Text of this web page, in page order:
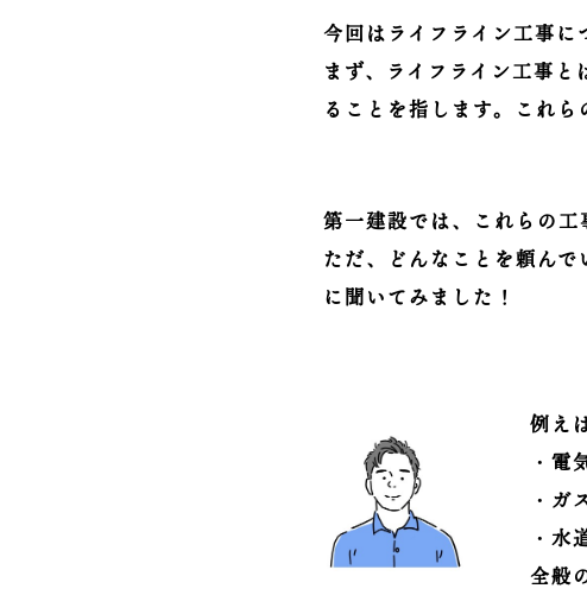
今回はライフライン工事に
まず、ライフライン工事
ることを指します。これら
第一建設では、これらの工
ただ、どんなことを頼ん
に聞いてみました！
例え
・電
・ガ
・水
全般